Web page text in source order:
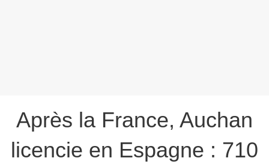
Après la France, Auchan
licencie en Espagne : 710